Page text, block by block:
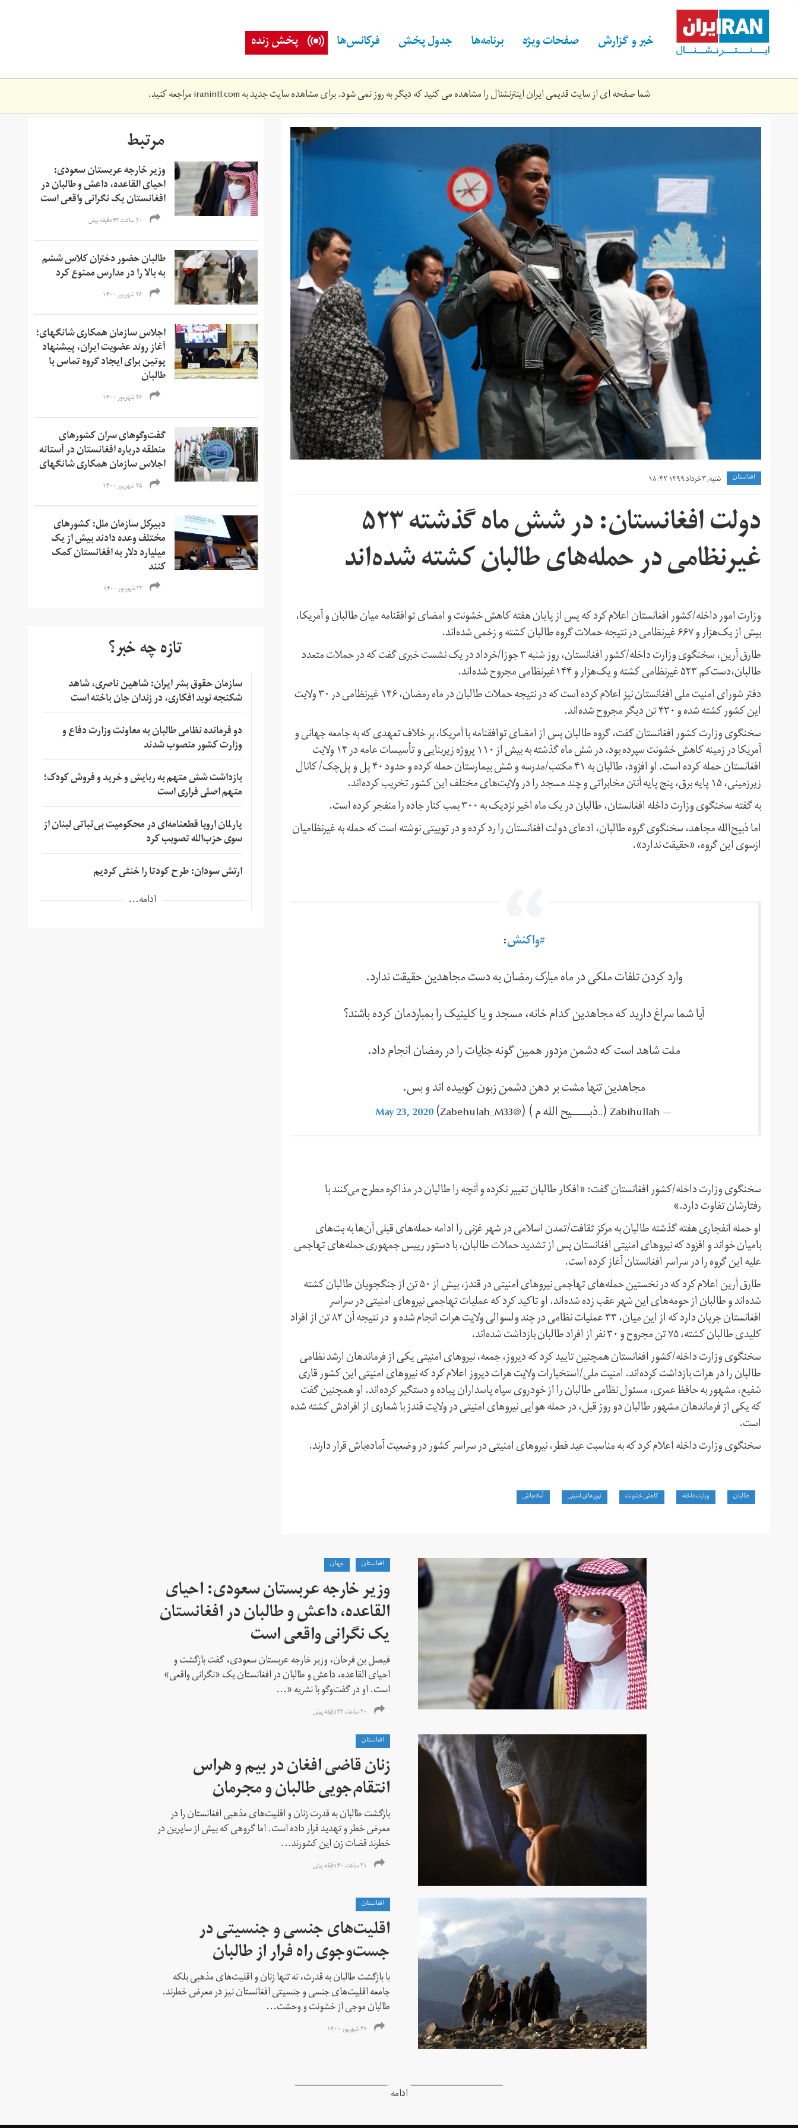
content خبر و گزارش صفحات ویژه برنامه‌ها جدول پخش فرکانس‌ها پخش زنده
شما صفحه ای از سایت قدیمی ایران اینترنشنال را مشاهده می کنید که دیگر به روز نمی شود. برای مشاهده سایت جدید بهiranintl.comمراجعه کنید.
afghan.jpg
افغانستان شنبه, ۳ خرداد ۱۳۹۹ ۱۸:۴۲
دولت افغانستان: در شش ماه گذشته ۵۲۳
غیرنظامی در حمله‌های طالبان کشته شده‌اند
وزارت امور داخله/کشور افغانستان اعلام کرد که پس از پایان هفته کاهش خشونت و امضای توافقنامه میان طالبان و آمریکا،
بیش از یک‌هزار و ۶۶۷ غیرنظامی در نتیجه حملات گروه طالبان کشته و زخمی شده‌اند.
طارق آرین، سخنگوی وزارت داخله/کشور افغانستان، روز شنبه ۳ جوزا/خرداد در یک نشست خبری گفت که در حملات متعدد
طالبان،دست‌کم ۵۲۳ غیرنظامی کشته و یک‌هزار و ۱۴۴غیرنظامی مجروح شده‌اند.
دفتر شورای امنیت ملی افغانستان نیز اعلام کرده است که در نتیجه حملات طالبان در ماه رمضان، ۱۴۶ غیرنظامی در ۳۰ ولایت
این کشور کشته شده و ۴۳۰ تن دیگر مجروح شده‌اند.
سخنگوی وزارت کشور افغانستان گفت، گروه طالبان پس از امضای توافقنامه با آمریکا، بر خلاف تعهدی که به جامعه جهانی و
آمریکا در زمینه کاهش خشونت سپرده بود، در شش ماه گذشته به بیش از ۱۱۰ پروژه زیربنایی و تأسیسات عامه در ۱۴ ولایت
افغانستان حمله کرده است. او افزود، طالبان به ۴۱ مکتب/مدرسه و شش بیمارستان حمله کرده و حدود ۴۰ پل و پل‌چک/ کانال
زیرزمینی، ۱۵ پایه برق، پنج پایه آنتن مخابراتی و چند مسجد را در ولایت‌های مختلف این کشور تخریب کرده‌اند.
به گفته سخنگوی وزارت داخله افغانستان، طالبان در یک ماه اخیر نزدیک به ۳۰۰ بمب کنار جاده را منفجر کرده است.
اما ذبیح‌الله مجاهد، سخنگوی گروه طالبان، ادعای دولت افغانستان را رد کرده و در توییتی نوشته است که حمله به غیرنظامیان
ازسوی این گروه، «حقیقت ندارد».
#واکنش:
وارد کردن تلفات ملکی در ماه مبارک رمضان به دست مجاهدین حقیقت ندارد.
آیا شما سراغ دارید که مجاهدین کدام خانه، مسجد و یا کلینیک را بمباردمان کرده باشند؟
ملت شاهد است که دشمن مزدور همین گونه جنایات را در رمضان انجام داد.
مجاهدین تنها مشت بر دهن دشمن زبون کوبیده اند و بس.
— Zabihullah (.‎.‎ذبـــــیح الله م ) (@Zabehulah_M33)
May 23, 2020
سخنگوی وزارت داخله/کشور افغانستان گفت: «افکار طالبان تغییر نکرده و آنچه را طالبان در مذاکره مطرح می‌کنند با
رفتار‌شان تفاوت دارد.»
او حمله انفجاری هفته گذشته طالبان به مرکز ثقافت/تمدن اسلامی در شهر غزنی را ادامه حمله‌های قبلی آن‌ها به بت‌های
بامیان خواند و افزود که نیروهای امنیتی افغانستان پس از تشدید حملات طالبان، با دستور رییس‌ جمهوری حمله‌های تهاجمی
علیه این گروه را در سراسر افغانستان آغاز کرده است.
طارق آرین اعلام کرد که در نخستین حمله‌های تهاجمی نیروهای امنیتی در قندز، بیش از ۵۰ تن از جنگجویان طالبان کشته
شده‌اند و طالبان از حومه‌های این شهر عقب زده شده‌اند. او تاکید کرد که عملیات تهاجمی نیروهای امنیتی در سراسر
افغانستان جریان دارد که از این میان، ۳۳ عملیات نظامی در چند ولسوالی ولایت هرات انجام شده و در نتیجه آن ۸۲ تن از افراد
کلیدی طالبان کشته، ۷۵ تن مجروح و ۳۰ نفر از افراد طالبان بازداشت شده‌اند.
سخنگوی وزارت داخله/کشور افغانستان همچنین تایید کرد که دیروز، جمعه، نیروهای امنیتی یکی از فرماندهان ارشد نظامی
طالبان را در هرات بازداشت کرده‌اند. امنیت ملی/استخبارات ولایت هرات دیروز اعلام کرد که نیروهای امنیتی این کشور قاری
شفیع، مشهور به حافظ عمری، مسئول نظامی طالبان را از خودروی سپاه پاسداران پیاده و دستگیر کرده‌اند. او همچنین گفت
که یکی از فرماندهان مشهور طالبان دو روز قبل، در حمله هوایی نیروهای امنیتی در ولایت قندز با شماری از افرادش کشته شده
است.
سخنگوی وزارت داخله اعلام کرد که به مناسبت عید فطر، نیروهای امنیتی در سراسر کشور در وضعیت آماده‌باش قرار دارند.
طالبان وزارت داخله کاهش خشونت نیروهای امنیتی آماده‌باش
مرتبط
وزیر خارجه عربستان سعودی:
احیای القاعده،‌ داعش و طالبان در
افغانستان یک نگرانی واقعی است
۲۰ ساعت ۴۳ دقیقه پیش
طالبان حضور دختران کلاس ششم
به بالا را در مدارس ممنوع کرد
۲۶ شهریور ۱۴۰۰
اجلاس سازمان همکاری شانگهای؛
آغاز روند عضویت ایران، پیشنهاد
پوتین برای ایجاد گروه تماس با
طالبان
۲۶ شهریور ۱۴۰۰
گفت‌وگوهای سران کشورهای
منطقه درباره افغانستان در آستانه
اجلاس سازمان همکاری شانگهای
۲۵ شهریور ۱۴۰۰
دبیرکل سازمان ملل: کشورهای
مختلف وعده دادند بیش از یک
میلیارد دلار به افغانستان کمک
کنند
۲۲ شهریور ۱۴۰۰
تازه چه خبر؟
سازمان حقوق بشر ایران: شاهین ناصری، شاهد
شکنجه نوید افکاری، در زندان جان باخته است
دو فرمانده نظامی طالبان به معاونت وزارت دفاع و
وزارت کشور منصوب شدند
بازداشت شش متهم به ربایش و خرید و فروش کودک؛
متهم اصلی فراری است
پارلمان اروپا قطعنامه‌ای در محکومیت بی‌ثباتی لبنان از
سوی حزب‌الله تصویب کرد
ارتش سودان: طرح کودتا را خنثی کردیم
ادامه...
افغانستان جهان
وزیر خارجه عربستان سعودی: احیای
القاعده،‌ داعش و طالبان در افغانستان
یک نگرانی واقعی است
فیصل بن فرحان، ‌وزیر خارجه عربستان سعودی، گفت بازگشت و
احیای القاعده،‌ داعش و طالبان در افغانستان یک «نگرانی واقعی»
است. او در گفت‌وگو با نشریه «...
۲۰ ساعت ۴۳ دقیقه پیش
افغانستان
زنان قاضی افغان در بیم و هراس
انتقام‌جویی طالبان و مجرمان
بازگشت طالبان به قدرت زنان و اقلیت‌های مذهبی افغانستان را در
معرض خطر و تهدید قرار داده است. اما گروهی که بیش از سایرین در
خطرند قضات زن این کشورند...
۲۱ ساعت ۴۰ دقیقه پیش
افغانستان
اقلیت‌های جنسی و جنسیتی در
جست‌و‌جوی راه فرار از طالبان
با بازگشت طالبان به قدرت، نه تنها زنان و اقلیت‌های مذهبی بلکه
جامعه اقلیت‌های جنسی و جنسیتی افغانستان نیز در معرض خطرند.
طالبان موجی از خشونت و وحشت...
۲۷ شهریور ۱۴۰۰
ادامه